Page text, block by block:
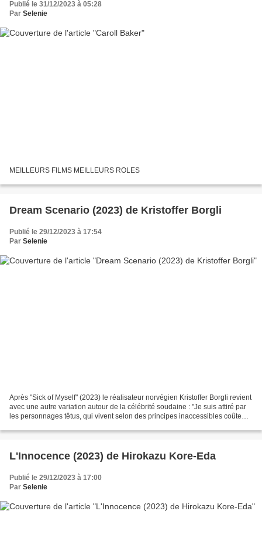
Publié le 31/12/2023 à 05:28
Par Selenie
MEILLEURS FILMS MEILLEURS ROLES
Dream Scenario (2023) de Kristoffer Borgli
Publié le 29/12/2023 à 17:54
Par Selenie
Après "Sick of Myself" (2023) le réalisateur norvégien Kristoffer Borgli revient
avec une autre variation autour de la célébrité soudaine : "Je suis attiré par
les personnages têtus, qui vivent selon des principes inaccessibles coûte
L'Innocence (2023) de Hirokazu Kore-Eda
Publié le 29/12/2023 à 17:00
Par Selenie